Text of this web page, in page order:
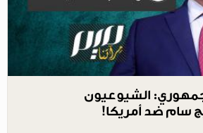
الشيوعيون
سام ضد أمريكا!